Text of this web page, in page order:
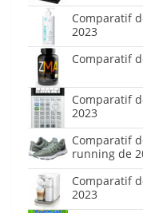
Comparatif
2023
Comparatif
Comparatif
2023
Comparatif
running de
Comparatif
2023